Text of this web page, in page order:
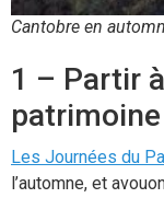
Cantobre en
1 – Partir
Les Journées du
l’automne, et